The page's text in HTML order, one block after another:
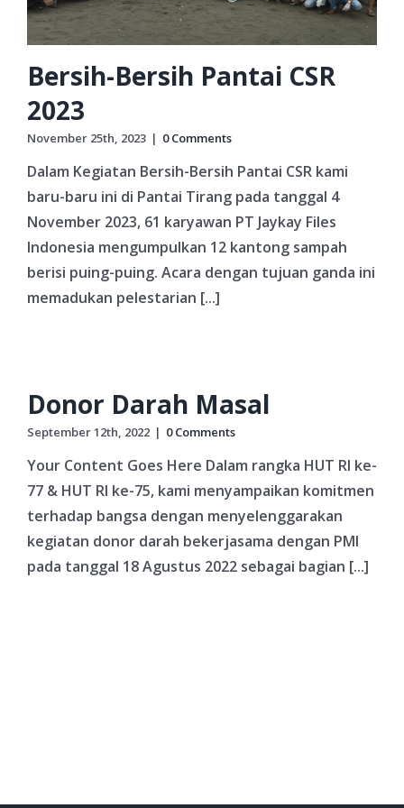
Bersih-Bersih Pantai CSR
2023
November 25th, 2023 | 0 Comments
Dalam Kegiatan Bersih-Bersih Pantai CSR kami
baru-baru ini di Pantai Tirang pada tanggal 4
November 2023, 61 karyawan PT Jaykay Files
Indonesia mengumpulkan 12 kantong sampah
berisi puing-puing. Acara dengan tujuan ganda ini
memadukan pelestarian [...]
Donor Darah Masal
September 12th, 2022 | 0 Comments
Your Content Goes Here Dalam rangka HUT RI ke-
77 & HUT RI ke-75, kami menyampaikan komitmen
terhadap bangsa dengan menyelenggarakan
kegiatan donor darah bekerjasama dengan PMI
pada tanggal 18 Agustus 2022 sebagai bagian [...]